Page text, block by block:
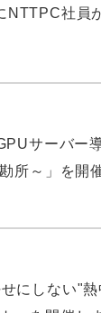
社員
サーバー
所～」を開
にしない"